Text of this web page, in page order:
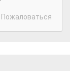
Пожаловаться